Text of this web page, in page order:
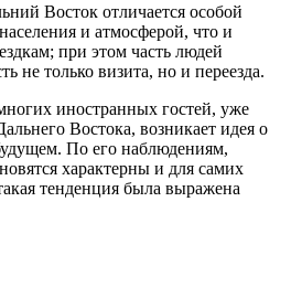
Восток отличается особой
и атмосферой, что и
при этом часть людей
не только визита, но и переезда.
иностранных гостей, уже
Востока, возникает идея о
По его наблюдениям,
характерны и для самих
тенденция была выражена